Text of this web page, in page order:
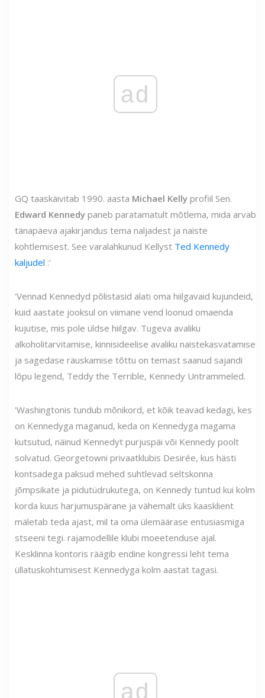
ad
GQ taaskäivitab 1990. aasta Michael Kelly profiil Sen.
Edward Kennedy paneb paratamatult mõtlema, mida arvab
tänapäeva ajakirjandus tema naljadest ja naiste
kohtlemisest. See varalahkunud Kellyst Ted Kennedy
kaljudel :'
'Vennad Kennedyd põlistasid alati oma hiilgavaid kujundeid,
kuid aastate jooksul on viimane vend loonud omaenda
kujutise, mis pole üldse hiilgav. Tugeva avaliku
alkoholitarvitamise, kinnisideelise avaliku naistekasvatamise
ja sagedase räuskamise tõttu on temast saanud sajandi
lõpu legend, Teddy the Terrible, Kennedy Untrammeled.
'Washingtonis tundub mõnikord, et kõik teavad kedagi, kes
on Kennedyga maganud, keda on Kennedyga magama
kutsutud, näinud Kennedyt purjuspäi või Kennedy poolt
solvatud. Georgetowni privaatklubis Desirée, kus hästi
kontsadega paksud mehed suhtlevad seltskonna
jõmpsikate ja pidutüdrukutega, on Kennedy tuntud kui kolm
korda kuus harjumuspärane ja vähemalt üks kaasklient
mäletab teda ajast, mil ta oma ülemäärase entusiasmiga
stseeni tegi. rajamodellile klubi moeetenduse ajal.
Kesklinna kontoris räägib endine kongressi leht tema
üllatuskohtumisest Kennedyga kolm aastat tagasi.
ad